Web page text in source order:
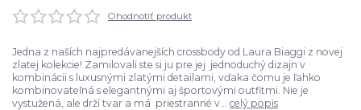
Ohodnotiť produkt
Jedna z naších najpredávanejších crossbody od Laura Biaggi z novej
zlatej kolekcie! Zamilovali ste si ju pre jej jednoduchý dizajn v
kombinácii s luxusnými zlatými detailami, vďaka čomu je ľahko
kombinovateľná s elegantnými aj športovými outfitmi. Nie je
vystužená, ale drží tvar a má priestranné v... celý popis